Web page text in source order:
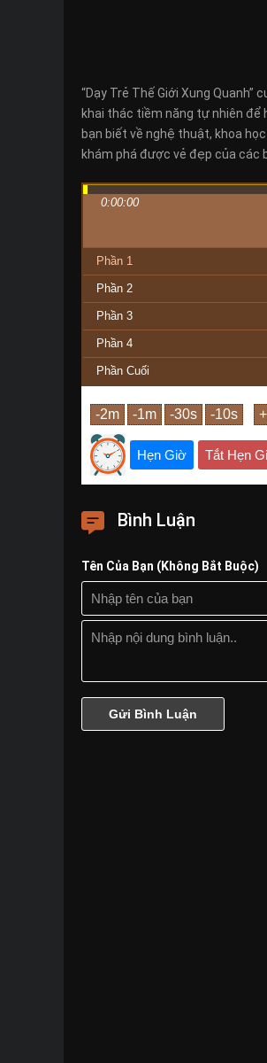
“Dạy Trẻ Thế Giới Xung
khai thác tiềm năng tự nhiên để
bạn biết về nghệ thuật, khoa
khám phá được vẻ đẹp của các
0:00:00
Phần 1
Phần 2
Phần 3
Phần 4
Phần Cuối
Hẹn Giờ Tắt Hẹn
Bình Luận
Tên Của Bạn (Không Bắt Buộc)